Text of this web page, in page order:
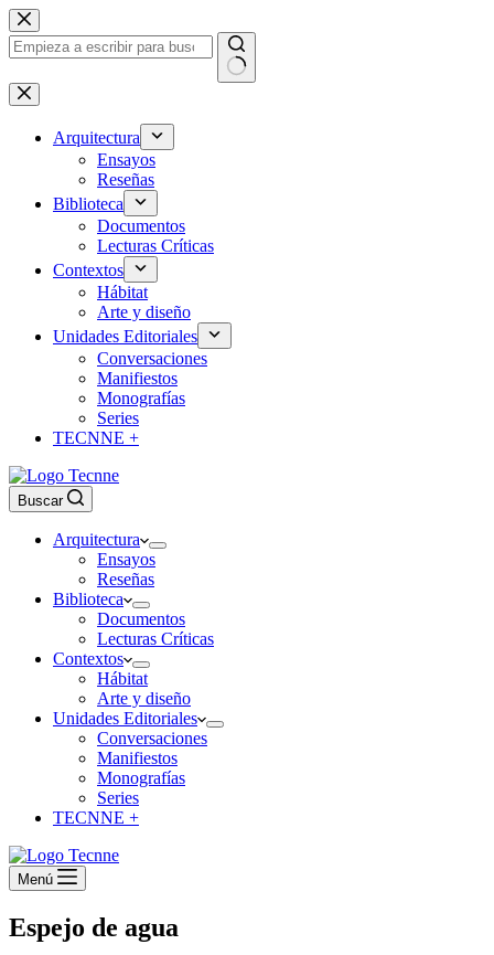
Saltar
al
contenido
Sin
resultados
Arquitectura
Ensayos
Reseñas
Biblioteca
Documentos
Lecturas Críticas
Contextos
Hábitat
Arte y diseño
Unidades Editoriales
Conversaciones
Manifiestos
Monografías
Series
TECNNE +
Buscar
Arquitectura
Ensayos
Reseñas
Biblioteca
Documentos
Lecturas Críticas
Contextos
Hábitat
Arte y diseño
Unidades Editoriales
Conversaciones
Manifiestos
Monografías
Series
TECNNE +
Menú
Espejo de agua